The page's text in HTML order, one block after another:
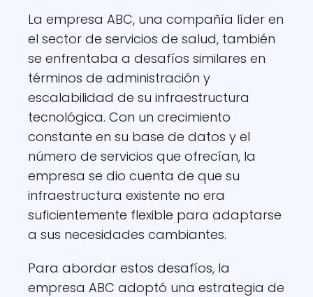
La empresa ABC, una compañía líder en
el sector de servicios de salud, también
se enfrentaba a desafíos similares en
términos de administración y
escalabilidad de su infraestructura
tecnológica. Con un crecimiento
constante en su base de datos y el
número de servicios que ofrecían, la
empresa se dio cuenta de que su
infraestructura existente no era
suficientemente flexible para adaptarse
a sus necesidades cambiantes.
Para abordar estos desafíos, la
empresa ABC adoptó una estrategia de